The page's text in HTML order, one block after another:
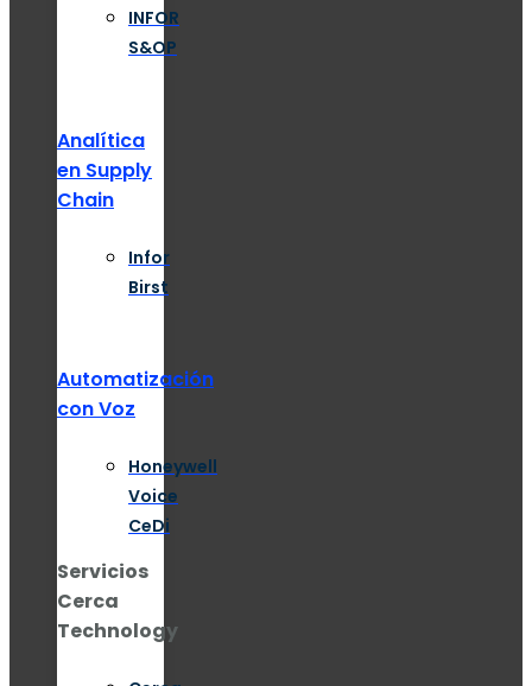
INFOR
S&OP
Analítica
en Supply
Chain
Infor
Birst
Automatización
con Voz
Honeywell
Voice
CeDi
Servicios
Cerca
Technology